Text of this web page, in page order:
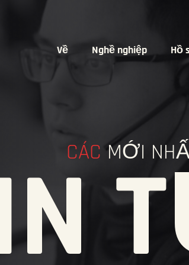
Về Nghề nghiệp Hồ
CÁC MỚI